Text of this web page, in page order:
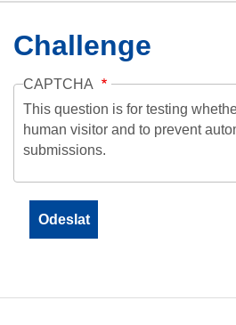
Challenge
CAPTCHA
This question is for testing
human visitor and to prevent
submissions.